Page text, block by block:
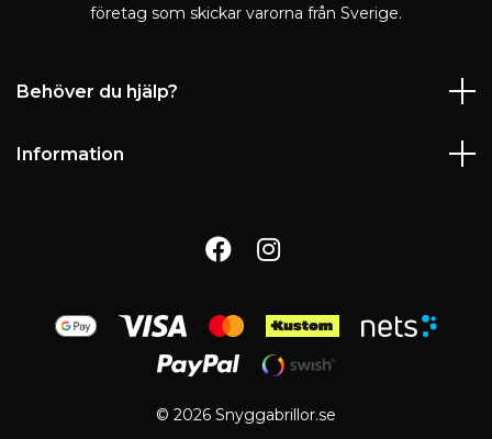
företag som skickar varorna från Sverige.
Behöver du hjälp?
Information
© 2026 Snyggabrillor.se